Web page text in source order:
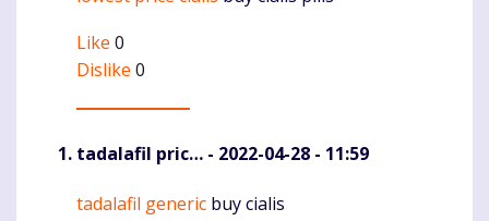
Like 0
Dislike 0
tadalafil pric… - 2022-04-28 - 11:59
Komentaras
tadalafil generic buy cialis